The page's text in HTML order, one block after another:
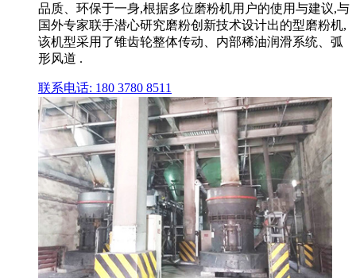
品质、环保于一身,根据多位磨粉机用户的使用与建议,与
国外专家联手潜心研究磨粉创新技术设计出的型磨粉机,
该机型采用了锥齿轮整体传动、内部稀油润滑系统、弧
形风道 .
联系电话: 180 3780 8511